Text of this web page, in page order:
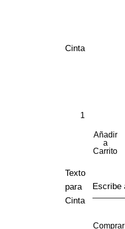
Cinta
Añadir
a
Carrito
Texto
para
Cinta
Comprar